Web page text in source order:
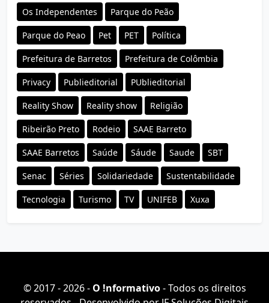
Os Independentes Parque do Peão
Parque do Peao Pet PET Política
Prefeitura de Barretos Prefeitura de Colômbia
Privacy Publieditorial PUblieditorial
Reality Show Reality show Religião
Ribeirão Preto Rodeio SAAE Barreto
SAAE Barretos Saúde Sáude Saude SBT
Senac Séries Solidariedade Sustentabilidade
Tecnologia Turismo TV UNIFEB Xuxa
© 2017 - 2026 - O ǃnformativo- Todos os direitos